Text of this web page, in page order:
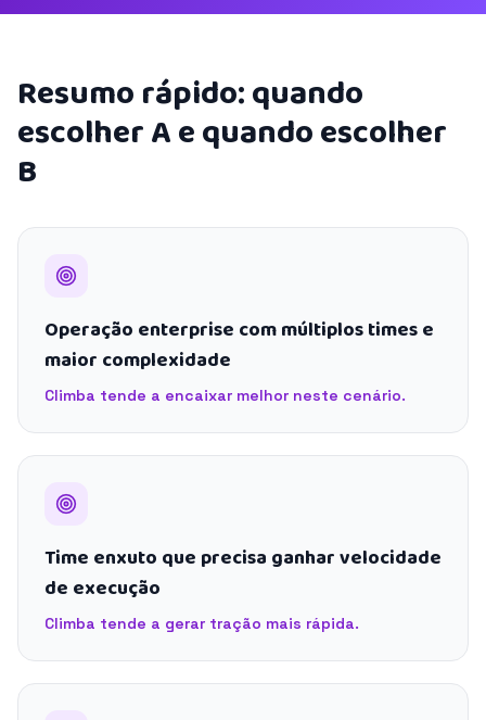
Resumo rápido: quando
escolher A e quando escolher
B
Operação enterprise com múltiplos times e
maior complexidade
Climba tende a encaixar melhor neste cenário.
Time enxuto que precisa ganhar velocidade
de execução
Climba tende a gerar tração mais rápida.